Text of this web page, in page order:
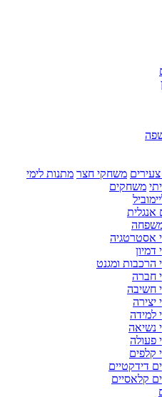
משחקי חצר מתנות לימי
משחקים
אנגלית
אסטרטגיה
הרכבות ומגנט
חברה
חשיבה
יצירה
למידה
נשיאה
פעולה
קלפים
דידקטיים
קלאסיים